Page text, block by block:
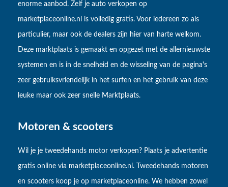
enorme aanbod. Zelf je auto verkopen op
marketplaceonline.nl is volledig gratis. Voor iedereen zo als
particulier, maar ook de dealers zijn hier van harte welkom.
Deze marktplaats is gemaakt en opgezet met de allernieuwste
systemen en is in de snelheid en de wisseling van de pagina's
zeer gebruiksvriendelijk in het surfen en het gebruik van deze
leuke maar ook zeer snelle Marktplaats.
Motoren & scooters
Wil je je tweedehands motor verkopen? Plaats je advertentie
gratis online via marketplaceonline.nl. Tweedehands motoren
en scooters koop je op marketplaceonline. We hebben zowel